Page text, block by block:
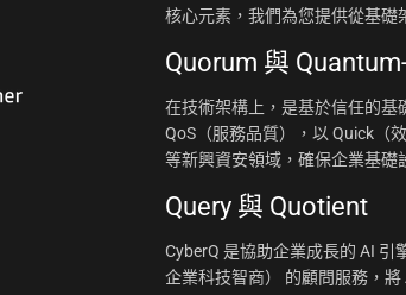
核心元素，我們為您提供從基礎
Quorum 與
在技術架構上，是基於信任的基
QoS（服務品質），以 Quick（
等新興資安領域，確保企業基礎
Query 與 Quotient
CyberQ 是協助企業成長的 AI
企業科技智商） 的顧問服務，